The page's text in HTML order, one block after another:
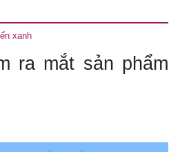
xanh
ra mắt sản phẩm